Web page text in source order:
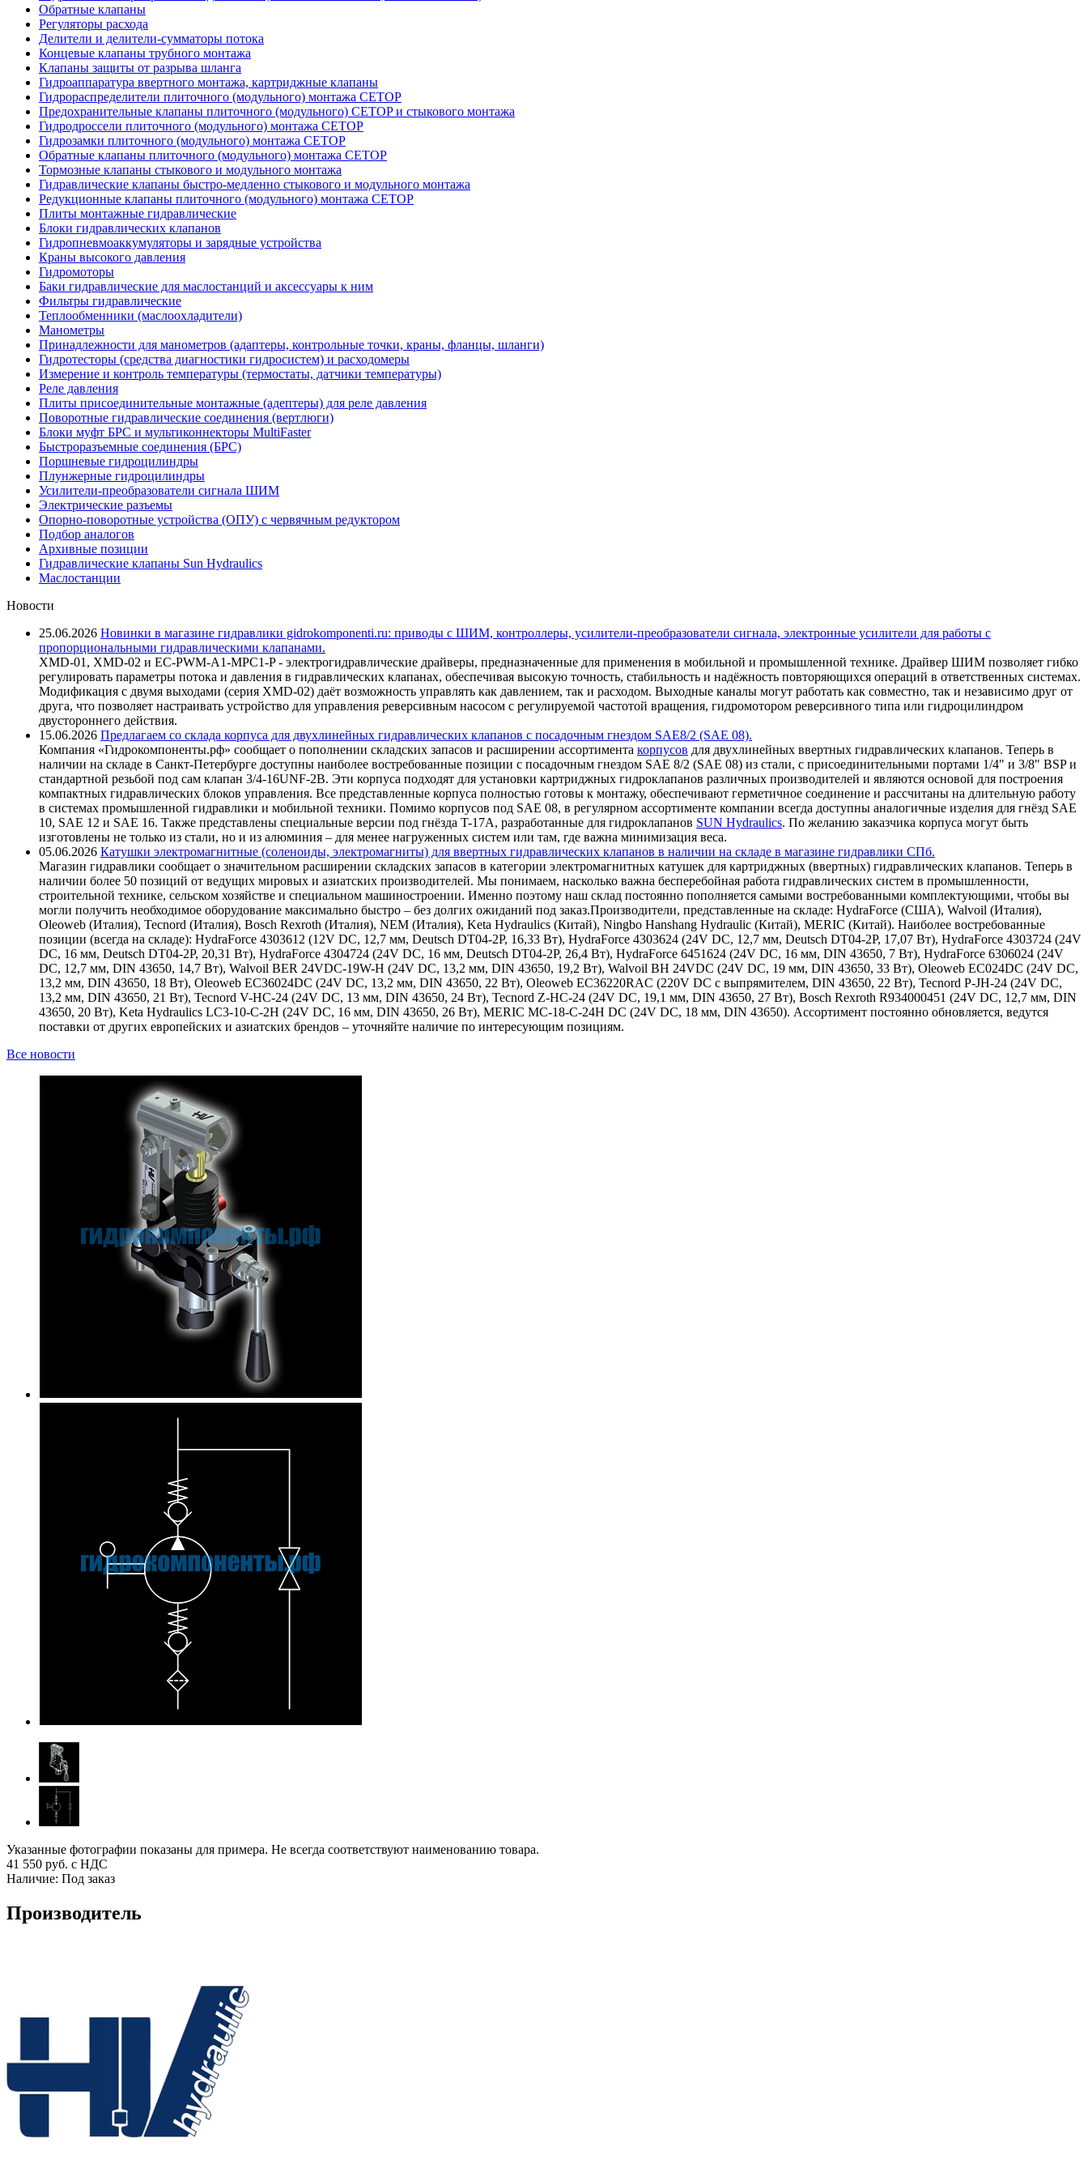
Обратные клапаны
Регуляторы расхода
Делители и делители-сумматоры потока
Концевые клапаны трубного монтажа
Клапаны защиты от разрыва шланга
Гидроаппаратура ввертного монтажа, картриджные клапаны
Гидрораспределители плиточного (модульного) монтажa CETOP
Предохранительные клапаны плиточного (модульного) CETOP и стыкового монтажа
Гидродроссели плиточного (модульного) монтажа CETOP
Гидрозамки плиточного (модульного) монтажа CETOP
Обратные клапаны плиточного (модульного) монтажа CETOP
Тормозные клапаны стыкового и модульного монтажа
Гидравлические клапаны быстро-медленно стыкового и модульного монтажа
Редукционные клапаны плиточного (модульного) монтажа CETOP
Плиты монтажные гидравлические
Блоки гидравлических клапанов
Гидропневмоаккумуляторы и зарядные устройства
Краны высокого давления
Гидромоторы
Баки гидравлические для маслостанций и аксессуары к ним
Фильтры гидравлические
Теплообменники (маслоохладители)
Манометры
Принадлежности для манометров (адаптеры, контрольные точки, краны, фланцы, шланги)
Гидротесторы (средства диагностики гидросистем) и расходомеры
Измерение и контроль температуры (термостаты, датчики температуры)
Реле давления
Плиты присоединительные монтажные (адептеры) для реле давления
Поворотные гидравлические соединения (вертлюги)
Блоки муфт БРС и мультиконнекторы MultiFaster
Быстроразъемные соединения (БРС)
Поршневые гидроцилиндры
Плунжерные гидроцилиндры
Усилители-преобразователи сигнала ШИМ
Электрические разъемы
Опорно-поворотные устройства (ОПУ) с червячным редуктором
Подбор аналогов
Архивные позиции
Гидравлические клапаны Sun Hydraulics
Маслостанции
Новости
25.06.2026 Новинки в магазине гидравлики gidrokomponenti.ru: приводы с ШИМ, контроллеры, усилители-преобразователи сигнала, электронные усилители для работы с
пропорциональными гидравлическими клапанами.
XMD-01, XMD-02 и EC-PWM-A1-MPC1-P - электрогидравлические драйверы, предназначенные для применения в мобильной и промышленной технике. Драйвер ШИМ позволяет гибко
регулировать параметры потока и давления в гидравлических клапанах, обеспечивая высокую точность, стабильность и надёжность повторяющихся операций в ответственных системах.
Модификация с двумя выходами (серия XMD-02) даёт возможность управлять как давлением, так и расходом. Выходные каналы могут работать как совместно, так и независимо друг от
друга, что позволяет настраивать устройство для управления реверсивным насосом с регулируемой частотой вращения, гидромотором реверсивного типа или гидроцилиндром
двустороннего действия.
15.06.2026 Предлагаем со склада корпуса для двухлинейных гидравлических клапанов с посадочным гнездом SAE8/2 (SAE 08).
Компания «Гидрокомпоненты.рф» сообщает о пополнении складских запасов и расширении ассортимента корпусов для двухлинейных ввертных гидравлических клапанов. Теперь в
наличии на складе в Санкт-Петербурге доступны наиболее востребованные позиции с посадочным гнездом SAE 8/2 (SAE 08) из стали, с присоединительными портами 1/4" и 3/8" BSP и
стандартной резьбой под сам клапан 3/4-16UNF-2B. Эти корпуса подходят для установки картриджных гидроклапанов различных производителей и являются основой для построения
компактных гидравлических блоков управления. Все представленные корпуса полностью готовы к монтажу, обеспечивают герметичное соединение и рассчитаны на длительную работу
в системах промышленной гидравлики и мобильной техники. Помимо корпусов под SAE 08, в регулярном ассортименте компании всегда доступны аналогичные изделия для гнёзд SAE
10, SAE 12 и SAE 16. Также представлены специальные версии под гнёзда T-17A, разработанные для гидроклапанов SUN Hydraulics. По желанию заказчика корпуса могут быть
изготовлены не только из стали, но и из алюминия – для менее нагруженных систем или там, где важна минимизация веса.
05.06.2026 Катушки электромагнитные (соленоиды, электромагниты) для ввертных гидравлических клапанов в наличии на складе в магазине гидравлики СПб.
Магазин гидравлики сообщает о значительном расширении складских запасов в категории электромагнитных катушек для картриджных (ввертных) гидравлических клапанов. Теперь в
наличии более 50 позиций от ведущих мировых и азиатских производителей. Мы понимаем, насколько важна бесперебойная работа гидравлических систем в промышленности,
строительной технике, сельском хозяйстве и специальном машиностроении. Именно поэтому наш склад постоянно пополняется самыми востребованными комплектующими, чтобы вы
могли получить необходимое оборудование максимально быстро – без долгих ожиданий под заказ.Производители, представленные на складе: HydraForce (США), Walvoil (Италия),
Oleoweb (Италия), Tecnord (Италия), Bosch Rexroth (Италия), NEM (Италия), Keta Hydraulics (Китай), Ningbo Hanshang Hydraulic (Китай), MERIC (Китай). Наиболее востребованные
позиции (всегда на складе): HydraForce 4303612 (12V DC, 12,7 мм, Deutsch DT04-2P, 16,33 Вт), HydraForce 4303624 (24V DC, 12,7 мм, Deutsch DT04-2P, 17,07 Вт), HydraForce 4303724 (24V
DC, 16 мм, Deutsch DT04-2P, 20,31 Вт), HydraForce 4304724 (24V DC, 16 мм, Deutsch DT04-2P, 26,4 Вт), HydraForce 6451624 (24V DC, 16 мм, DIN 43650, 7 Вт), HydraForce 6306024 (24V
DC, 12,7 мм, DIN 43650, 14,7 Вт), Walvoil BER 24VDC-19W-H (24V DC, 13,2 мм, DIN 43650, 19,2 Вт), Walvoil BH 24VDC (24V DC, 19 мм, DIN 43650, 33 Вт), Oleoweb EC024DC (24V DC,
13,2 мм, DIN 43650, 18 Вт), Oleoweb EC36024DC (24V DC, 13,2 мм, DIN 43650, 22 Вт), Oleoweb EC36220RAC (220V DC с выпрямителем, DIN 43650, 22 Вт), Tecnord P-JH-24 (24V DC,
13,2 мм, DIN 43650, 21 Вт), Tecnord V-HC-24 (24V DC, 13 мм, DIN 43650, 24 Вт), Tecnord Z-HC-24 (24V DC, 19,1 мм, DIN 43650, 27 Вт), Bosch Rexroth R934000451 (24V DC, 12,7 мм, DIN
43650, 20 Вт), Keta Hydraulics LC3-10-C-2H (24V DC, 16 мм, DIN 43650, 26 Вт), MERIC MC-18-C-24H DC (24V DC, 18 мм, DIN 43650). Ассортимент постоянно обновляется, ведутся
поставки от других европейских и азиатских брендов – уточняйте наличие по интересующим позициям.
Все новости
Указанные фотографии показаны для примера. Не всегда соответствуют наименованию товара.
41 550 руб. с НДС
Наличие: Под заказ
Производитель